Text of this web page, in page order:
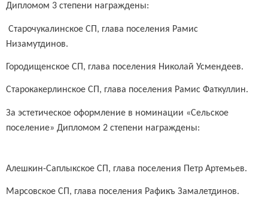
Дипломом 3 степени награждены:
Старочукалинское СП, глава поселения Рамис
Низамутдинов.
Городищенское СП, глава поселения Николай Усмендеев.
Старокакерлинское СП, глава поселения Рамис Фаткуллин.
За эстетическое оформление в номинации «Сельское
поселение» Дипломом 2 степени награждены:
Алешкин-Саплыкское СП, глава поселения Петр Артемьев.
Марсовское СП, глава поселения Рафикъ Замалетдинов.